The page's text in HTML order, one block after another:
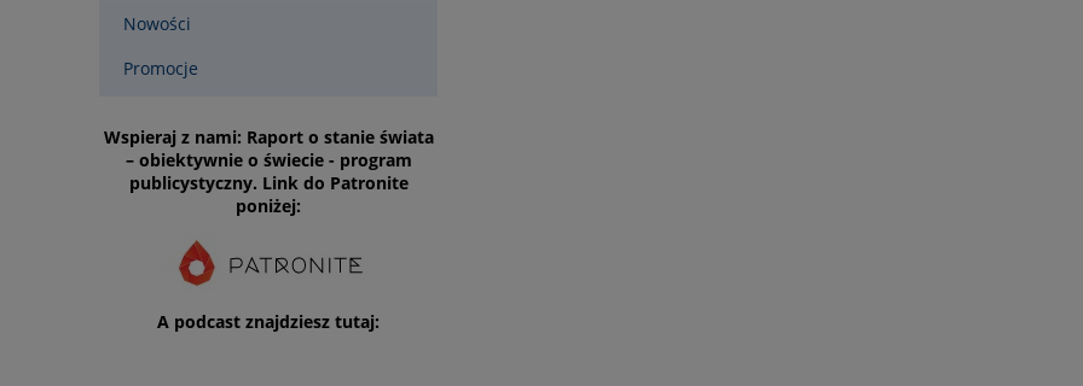
Nowości
Promocje
Wspieraj z nami: Raport o stanie świata
– obiektywnie o świecie - program
publicystyczny. Link do Patronite
poniżej:
A podcast znajdziesz tutaj: